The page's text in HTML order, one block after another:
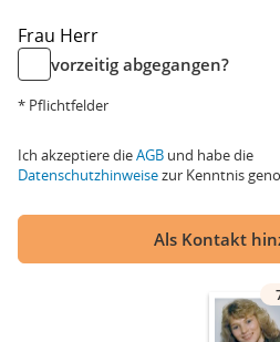
Frau Herr
vorzeitig abgegangen?
* Pflichtfelder
Ich akzeptiere dieAGB und habe die
Datenschutzhinweisezur Kenntnis
Als Kontakt